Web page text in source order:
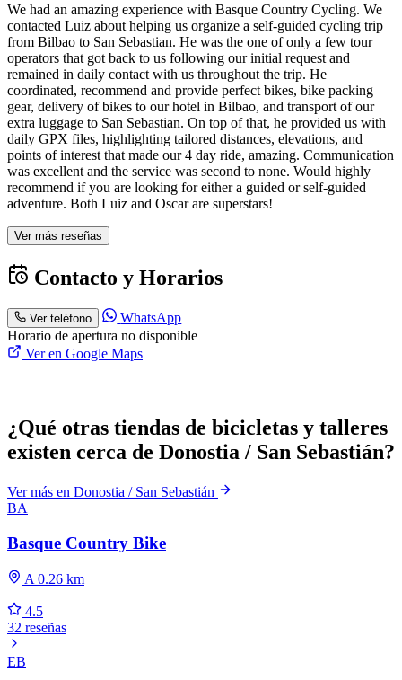
We had an amazing experience with Basque Country Cycling. We
contacted Luiz about helping us organize a self-guided cycling trip
from Bilbao to San Sebastian. He was the one of only a few tour
operators that got back to us following our initial request and
remained in daily contact with us throughout the trip. He
coordinated, recommend and provide perfect bikes, bike packing
gear, delivery of bikes to our hotel in Bilbao, and transport of our
extra luggage to San Sebastian. On top of that, he provided us with
daily GPX files, highlighting tailored distances, elevations, and
points of interest that made our 4 day ride, amazing. Communication
was excellent and the service was second to none. Would highly
recommend if you are looking for either a guided or self-guided
adventure. Both Luiz and Oscar are superstars!
Ver más reseñas
Contacto y Horarios
Ver teléfono
WhatsApp
Horario de apertura no disponible
Ver en Google Maps
¿Qué otras tiendas de bicicletas y talleres
existen cerca de Donostia / San Sebastián?
Ver más en Donostia / San Sebastián
BA
Basque Country Bike
A 0.26 km
4.5
32 reseñas
EB